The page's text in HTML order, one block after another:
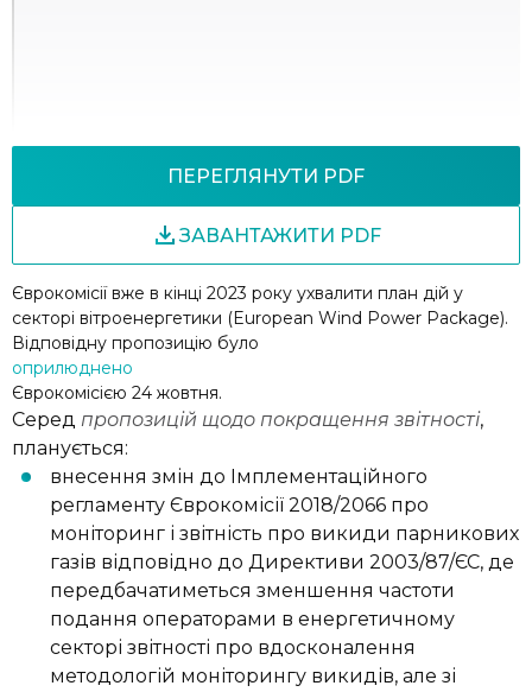
ПЕРЕГЛЯНУТИ PDF
ЗАВАНТАЖИТИ PDF
Єврокомісії вже в кінці 2023 року ухвалити план дій у
секторі вітроенергетики (European Wind Power Package).
Відповідну пропозицію було
оприлюднено
Єврокомісією 24 жовтня.
Серед пропозицій щодо покращення звітності,
планується:
внесення змін до Імплементаційного
регламенту Єврокомісії 2018/2066 про
моніторинг і звітність про викиди парникових
газів відповідно до Директиви 2003/87/ЄС, де
передбачатиметься зменшення частоти
подання операторами в енергетичному
секторі звітності про вдосконалення
методологій моніторингу викидів, але зі